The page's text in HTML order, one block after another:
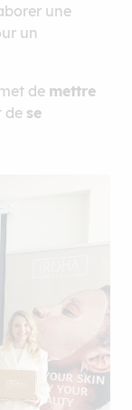
une
un
de mettre
de se